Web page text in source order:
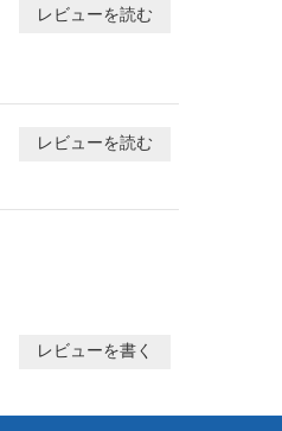
レビューを読む
レビューを読む
レビューを書く